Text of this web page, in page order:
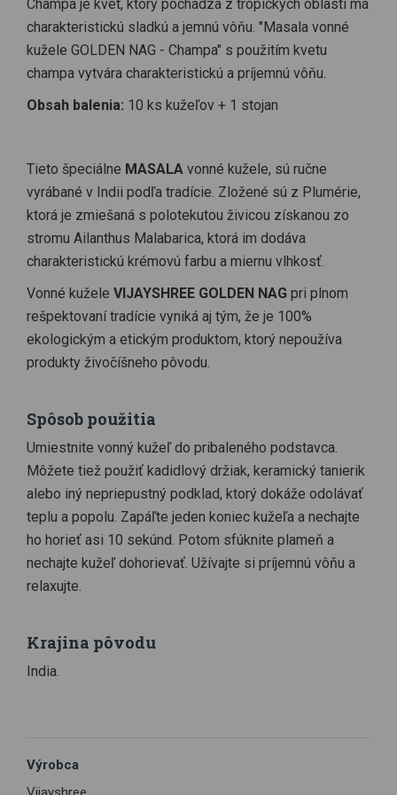
Champa je kvet, ktorý pochádza z tropických oblastí má
charakteristickú sladkú a jemnú vôňu. "Masala vonné
kužele GOLDEN NAG - Champa" s použitím kvetu
champa vytvára charakteristickú a príjemnú vôňu.
Obsah balenia: 10 ks kužeľov + 1 stojan
Tieto špeciálne MASALA vonné kužele, sú ručne
vyrábané v Indii podľa tradície. Zložené sú z Plumérie,
ktorá je zmiešaná s polotekutou živicou získanou zo
stromu Ailanthus Malabarica, ktorá im dodáva
charakteristickú krémovú farbu a miernu vlhkosť.
Vonné kužele VIJAYSHREE GOLDEN NAG pri plnom
rešpektovaní tradície vyniká aj tým, že je 100%
ekologickým a etickým produktom, ktorý nepoužíva
produkty živočíšneho pôvodu.
Spôsob použitia
Umiestnite vonný kužeľ do pribaleného podstavca.
Môžete tiež použiť kadidlový držiak, keramický tanierik
alebo iný nepriepustný podklad, ktorý dokáže odolávať
teplu a popolu. Zapáľte jeden koniec kužeľa a nechajte
ho horieť asi 10 sekúnd. Potom sfúknite plameň a
nechajte kužeľ dohorievať. Užívajte si príjemnú vôňu a
relaxujte.
Krajina pôvodu
India.
Výrobca